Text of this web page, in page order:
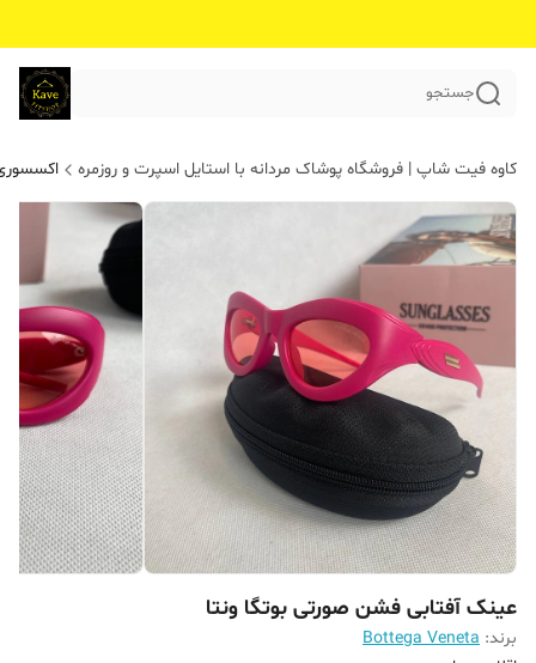
جستجو
کاوه فیت شاپ | فروشگاه پوشاک مردانه با استایل اسپرت و روزمره
عینک آفتابی فشن صورتی بوتگا ونتا
برند: Bottega Veneta